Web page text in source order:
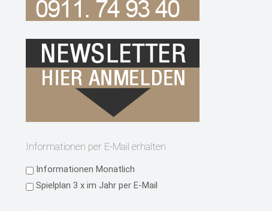
Informationen per E-Mail erhalten
Informationen Monatlich
Spielplan 3 x im Jahr per E-Mail